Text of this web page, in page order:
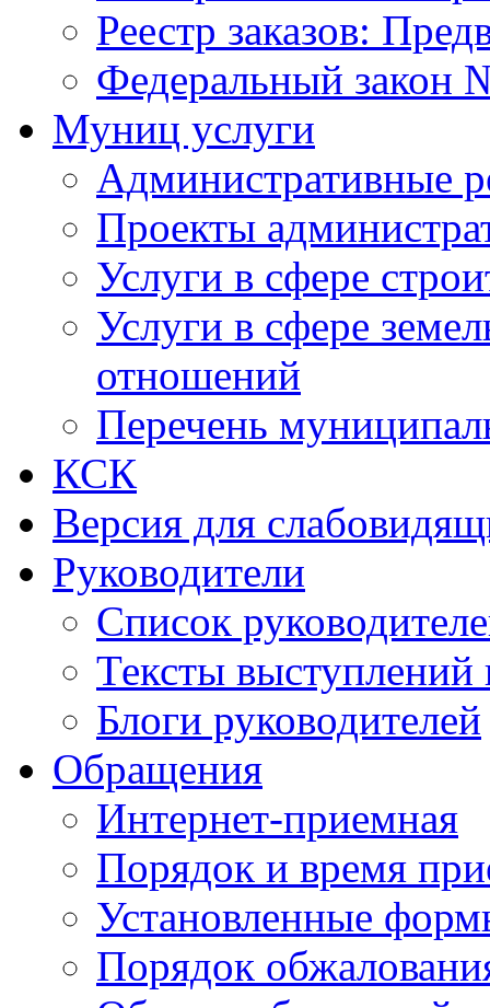
Реестр заказов:
Федеральный закон
Муниц услуги
Административные
Проекты
Услуги в сфере
Услуги в сфере
отношений
Перечень
КСК
Версия для
Руководители
Список
Тексты выступлений
Блоги руководителей
Обращения
Интернет-приемная
Порядок и время
Установленные
Порядок